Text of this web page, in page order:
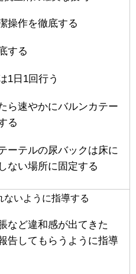
操作を徹底する
する
1日1回行う
ら速やかにバルンカテー
る
ーテルの尿バックは床に
ない場所に固定する
ないように指導する
など違和感が出てきた
告してもらうように指導